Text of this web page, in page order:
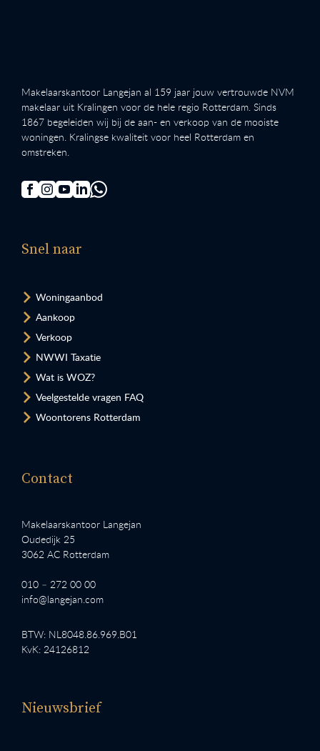
Makelaarskantoor Langejan al 159 jaar jouw vertrouwde NVM
makelaar uit Kralingen voor de hele regio Rotterdam. Sinds
1867 begeleiden wij bij de aan- en verkoop van de mooiste
woningen. Kralingse kwaliteit voor heel Rotterdam en
omstreken.
Snel naar
Woningaanbod
Aankoop
Verkoop
NWWI Taxatie
Wat is WOZ?
Veelgestelde vragen FAQ
Woontorens Rotterdam
Contact
Makelaarskantoor Langejan
Oudedijk 25
3062 AC Rotterdam
010 – 272 00 00
info@langejan.com
BTW: NL8048.86.969.B01
KvK: 24126812
Nieuwsbrief